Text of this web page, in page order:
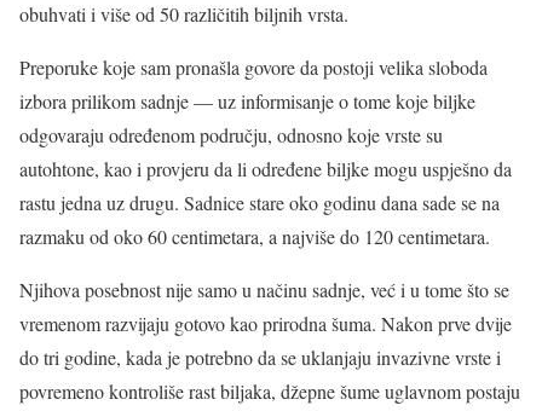
obuhvati i više od 50 različitih biljnih vrsta.
Preporuke koje sam pronašla govore da postoji velika sloboda
izbora prilikom sadnje — uz informisanje o tome koje biljke
odgovaraju određenom području, odnosno koje vrste su
autohtone, kao i provjeru da li određene biljke mogu uspješno da
rastu jedna uz drugu. Sadnice stare oko godinu dana sade se na
razmaku od oko 60 centimetara, a najviše do 120 centimetara.
Njihova posebnost nije samo u načinu sadnje, već i u tome što se
vremenom razvijaju gotovo kao prirodna šuma. Nakon prve dvije
do tri godine, kada je potrebno da se uklanjaju invazivne vrste i
povremeno kontroliše rast biljaka, džepne šume uglavnom postaju